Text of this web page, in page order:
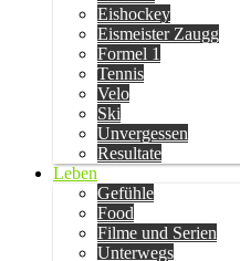
Eishockey
Eismeister Zaugg
Formel 1
Tennis
Velo
Ski
Unvergessen
Resultate
Leben
Gefühle
Food
Filme und Serien
Unterwegs